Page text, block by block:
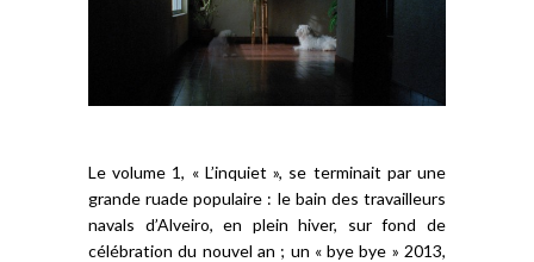
Le volume 1, « L’inquiet », se terminait par une
grande ruade populaire : le bain des travailleurs
navals d’Alveiro, en plein hiver, sur fond de
célébration du nouvel an ; un « bye bye » 2013,